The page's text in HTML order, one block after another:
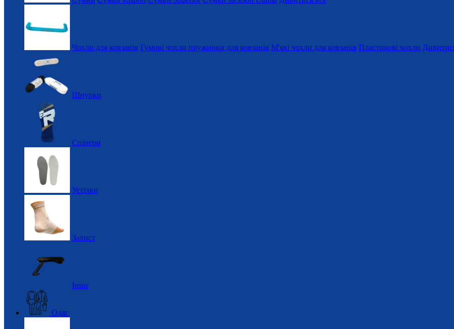
Чохли для ковзанів Гумові чохли пружинки для ковзанів М'які чохли для ковзанів Пластикові чохли
Шнурки
Спінери
Устілки
Захист
Інше
Одяг